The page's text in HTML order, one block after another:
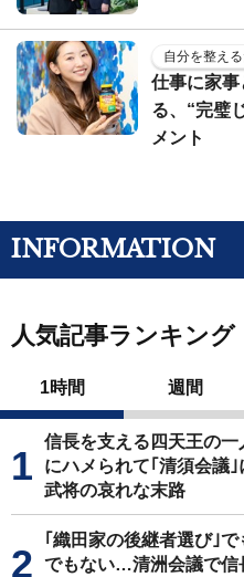
自分を整え
仕事に家事
る、“完璧
メント
INFORMATION
人気記事ランキング
1時間 週間
信長を支える四天王の
にハメられて｢清須会議
武将の哀れな末路
｢織田家の後継者選び｣
でもない…清洲会議で信